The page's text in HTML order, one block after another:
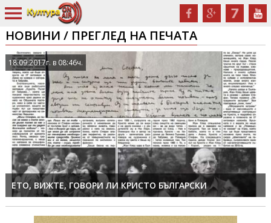
НОВИНИ / ПРЕГЛЕД НА ПЕЧАТА
18.09.2017г. в 08:46ч.
ЕТО, ВИЖТЕ, ГОВОРИ ЛИ КРИСТО БЪЛГАРСКИ